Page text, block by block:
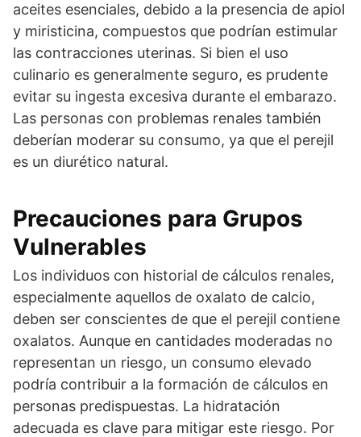
aceites esenciales, debido a la presencia de apiol
y miristicina, compuestos que podrían estimular
las contracciones uterinas. Si bien el uso
culinario es generalmente seguro, es prudente
evitar su ingesta excesiva durante el embarazo.
Las personas con problemas renales también
deberían moderar su consumo, ya que el perejil
es un diurético natural.
Precauciones para Grupos
Vulnerables
Los individuos con historial de cálculos renales,
especialmente aquellos de oxalato de calcio,
deben ser conscientes de que el perejil contiene
oxalatos. Aunque en cantidades moderadas no
representan un riesgo, un consumo elevado
podría contribuir a la formación de cálculos en
personas predispuestas. La hidratación
adecuada es clave para mitigar este riesgo. Por